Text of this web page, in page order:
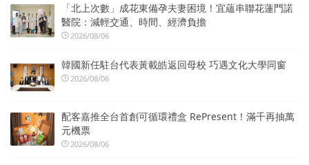
「北上次數」成花東備孕夫妻困境！宜蘊串聯花蓮門諾
醫院：減輕交通、時間、經濟負擔
2026/08/06
韓國新任駐台代表黃載皓返回母校 巧遇文化大學同窗
2026/08/06
配客嘉推全台首創可循環禮盒 RePresent！滿千再抽萬
元機票
2026/08/06